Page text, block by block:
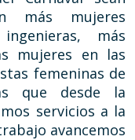
más mujeres
más
mujeres en las
femeninas de
que desde la
servicios a la
avancemos